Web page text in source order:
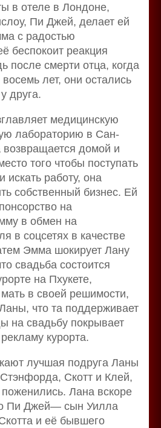
в отеле в Лондоне,
Пи Джей, делает ей
с радостью
беспокоит реакция
после смерти отца, когда
лет, они остались
друга.
медицинскую
лабораторию в Сан-
домой и
того чтобы поступать
искать работу, она
собственный бизнес. Ей
на
в обмен на
в соцсетях в качестве
Эмма шокирует Лану
свадьба состоится
на Пхукете,
в своей решимости,
что та поддерживает
на свадьбу покрывает
курорта.
лучшая подруга Ланы
Скотт и Клей,
Лана вскоре
Пи Джей— сын Уилла
и её бывшего